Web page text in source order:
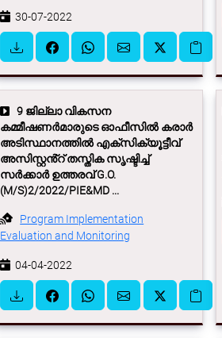
30-07-2022
9 ജില്ലാ വികസന
കമ്മീഷണർമാരുടെ ഓഫീസിൽ കരാർ
അടിസ്ഥാനത്തിൽ എക്സിക്യൂട്ടീവ്
അസിസ്റ്റൻ്റ് തസ്തിക സൃഷ്ടിച്ച്
സർക്കാർ ഉത്തരവ് G.O.
(M/S)2/2022/PIE&MD ...
Program Implementation
Evaluation and Monitoring
04-04-2022